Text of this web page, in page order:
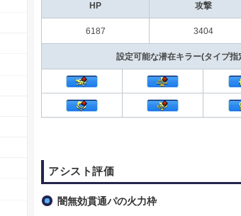
HP 攻撃
6187 3404
設定可能な潜在キラー(タイプ指
アシスト評価
闇無効貫通パの火力枠